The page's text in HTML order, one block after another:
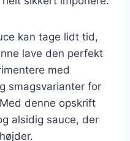
kan tage lidt tid,
lave den perfekt
med
smagsvarianter for
denne opskrift
alsidig sauce, der